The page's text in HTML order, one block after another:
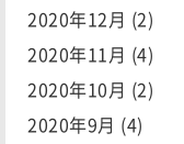
2020年12月 (2)
2020年11月 (4)
2020年10月 (2)
2020年9月 (4)